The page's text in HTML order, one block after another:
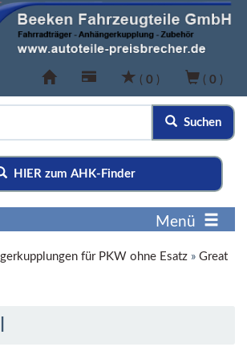
( 0 ) ( 0 )
Suchen
HIER zum AHK-Finder
Menü
für PKW ohne Esatz » Great